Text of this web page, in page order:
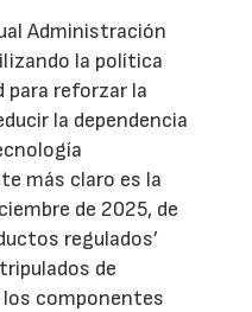
Administración
la política
para reforzar la
la dependencia
más claro es la
de 2025, de
regulados’
de
componentes